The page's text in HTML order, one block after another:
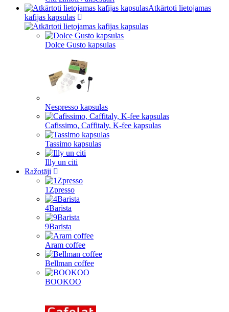
Atkārtoti lietojamas
kafijas kapsulas
Dolce Gusto kapsulas
Nespresso kapsulas
Cafissimo, Caffitaly, K-fee kapsulas
Tassimo kapsulas
Illy un citi
Ražotāji
1Zpresso
4Barista
9Barista
Aram coffee
Bellman coffee
BOOKOO